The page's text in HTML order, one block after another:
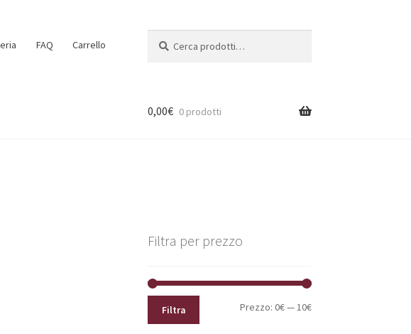
FAQ Carrello
0,00€ 0 prodotti
Filtra per prezzo
Prezzo
Prezzo
Filtra Prezzo: 0€—10€